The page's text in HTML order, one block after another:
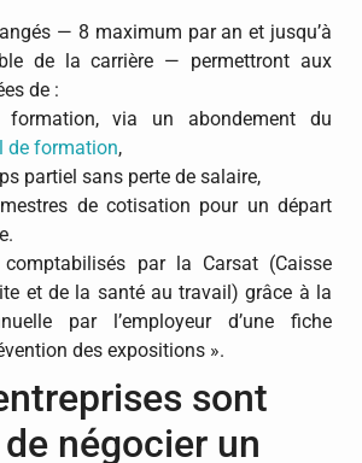
— 8 maximum par an et jusqu’à
de la carrière — permettront aux
de :
via un abondement du
de formation,
partiel sans perte de salaire,
de cotisation pour un départ
par la Carsat (Caisse
et de la santé au travail) grâce à la
par l’employeur d’une fiche
des expositions ».
sont
négocier un